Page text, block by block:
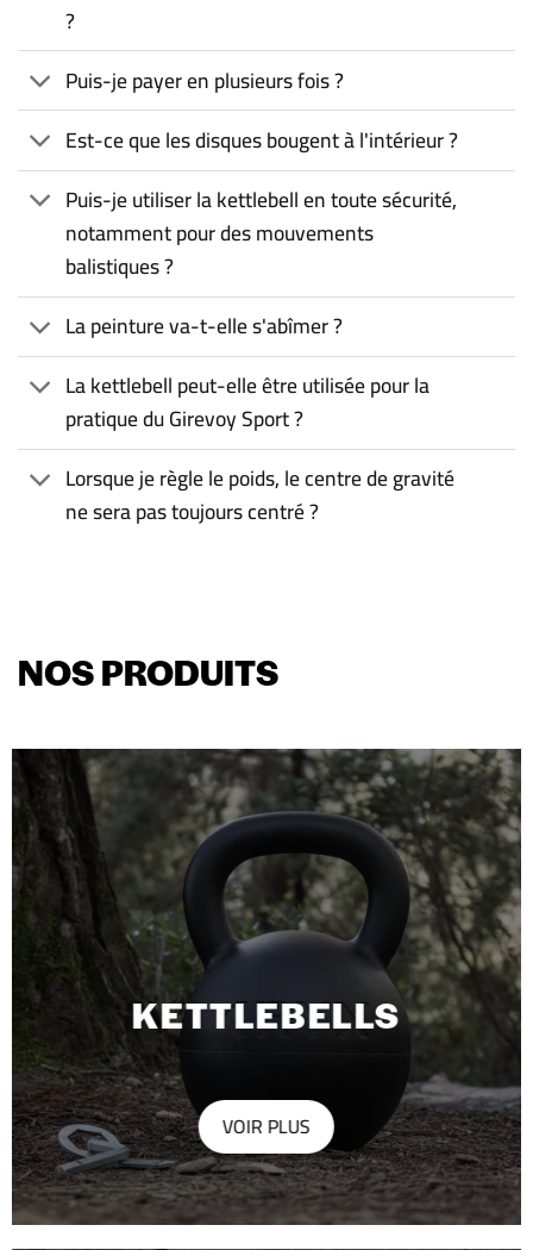
?
Puis-je payer en plusieurs fois ?
Est-ce que les disques bougent à l'intérieur ?
Puis-je utiliser la kettlebell en toute sécurité,
notamment pour des mouvements
balistiques ?
La peinture va-t-elle s'abîmer ?
La kettlebell peut-elle être utilisée pour la
pratique du Girevoy Sport ?
Lorsque je règle le poids, le centre de gravité
ne sera pas toujours centré ?
NOS PRODUITS
KETTLEBELLS
VOIR PLUS